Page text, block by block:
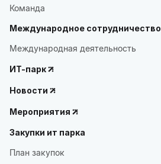
Команда
Международное сотрудничество
Международная деятельность
ИТ-парк
Новости
Мероприятия
Закупки ит парка
План закупок